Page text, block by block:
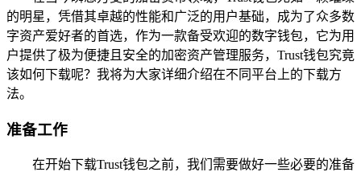
的明星，凭借其卓越的性能和广泛的用户基础，成为了众多数
字资产爱好者的首选，作为一款备受欢迎的数字钱包，它为用
户提供了极为便捷且安全的加密资产管理服务，Trust钱包究竟
该如何下载呢？我将为大家详细介绍在不同平台上的下载方
法。
准备工作
在开始下载Trust钱包之前，我们需要做好一些必要的准备